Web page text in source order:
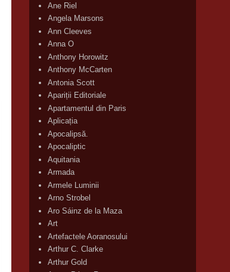
Ane Riel
Angela Marsons
Ann Cleeves
Anna O
Anthony Horowitz
Anthony McCarten
Antonia Scott
Apariții Editoriale
Apartamentul din Paris
Aplicația
Apocalipsă.
Apocaliptic
Aquitania
Armada
Armele Luminii
Arno Strobel
Aro Sáinz de la Maza
Art
Artefactele Aoranosului
Arthur C. Clarke
Arthur Gold